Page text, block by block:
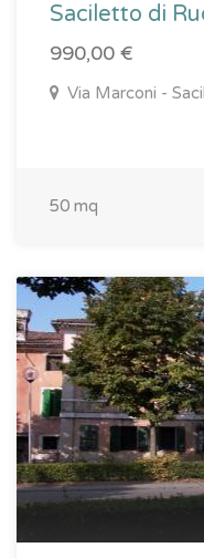
Saciletto di
990,00 €
Via Marconi -
50 mq